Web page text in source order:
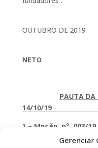
Gerenciar
OUTUBRO DE 2019
NETO
PAUTA DA
14/10/
1 – Moção n°. 003/19
Santiago Spadini